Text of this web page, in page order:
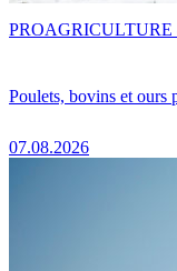
Poulets, bovins et ours
07.08.2026
PRO